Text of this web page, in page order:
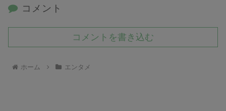
コメント
コメントを書き込む
ホーム エンタメ